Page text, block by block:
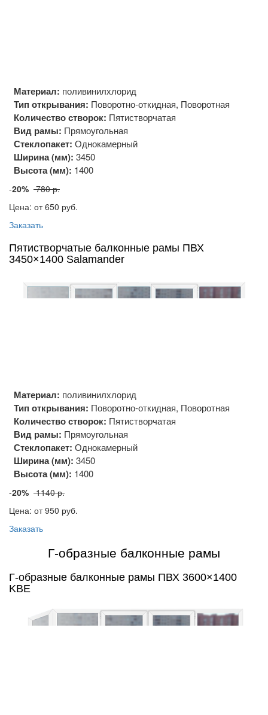
Материал: поливинилхлорид
Тип открывания: Поворотно-откидная, Поворотная
Количество створок: Пятистворчатая
Вид рамы: Прямоугольная
Стеклопакет: Однокамерный
Ширина (мм): 3450
Высота (мм): 1400
-20% 780 р.
Цена: от 650 руб.
Заказать
Пятистворчатые балконные рамы ПВХ
3450×1400 Salamander
Материал: поливинилхлорид
Тип открывания: Поворотно-откидная, Поворотная
Количество створок: Пятистворчатая
Вид рамы: Прямоугольная
Стеклопакет: Однокамерный
Ширина (мм): 3450
Высота (мм): 1400
-20% 1140 р.
Цена: от 950 руб.
Заказать
Г-образные балконные рамы
Г-образные балконные рамы ПВХ 3600×1400
KBE